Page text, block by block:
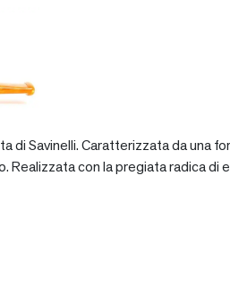
di Savinelli. Caratterizzata da una
con la pregiata radica di